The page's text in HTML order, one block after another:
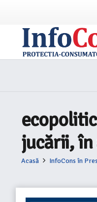
jucării, în
Acasă InfoCons în